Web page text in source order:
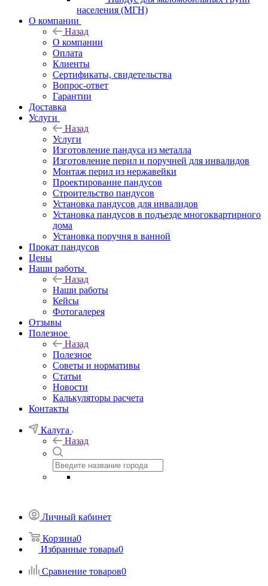
населения (МГН)
О компании
Назад
О компании
Оплата
Клиенты
Сертификаты, свидетельства
Вопрос-ответ
Гарантии
Доставка
Услуги
Назад
Услуги
Изготовление пандуса из металла
Изготовление перил и поручней для инвалидов
Монтаж перил из нержавейки
Проектирование пандусов
Строительство пандусов
Установка пандусов для инвалидов
Установка пандусов в подъезде многоквартирного
дома
Установка поручня в ванной
Прокат пандусов
Цены
Наши работы
Назад
Наши работы
Кейсы
Фотогалерея
Отзывы
Полезное
Назад
Полезное
Советы и нормативы
Статьи
Новости
Калькуляторы расчета
Контакты
Калуга
Назад
Личный кабинет
Корзина0
Избранные товары0
Сравнение товаров0